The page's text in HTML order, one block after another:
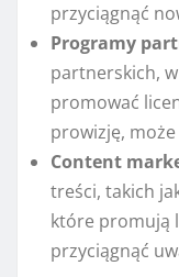
przyciągnąć
Programy
partnerskich,
promować
prowizję,
Content
treści, takich
które promują
przyciągnąć